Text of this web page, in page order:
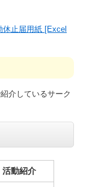
休止届用紙 [Excel
介しているサーク
活動紹介